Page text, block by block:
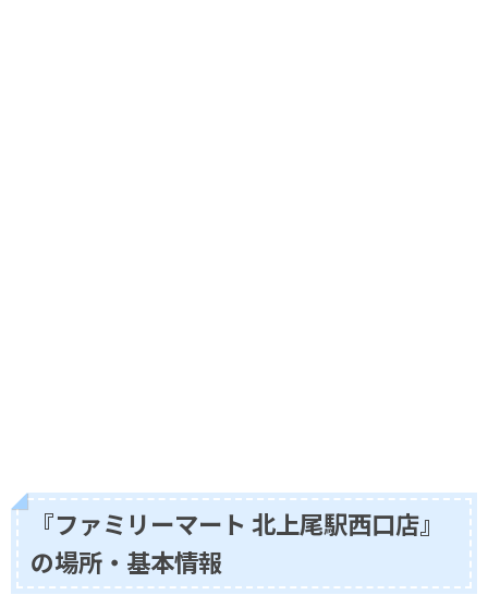
『ファミリーマート 北上尾駅西口店』
の場所・基本情報